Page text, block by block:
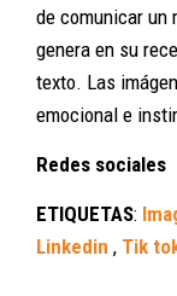
de comunicar un
genera en su
texto. Las
emocional e
Redes sociales
ETIQUETAS:
Linkedin , Tik